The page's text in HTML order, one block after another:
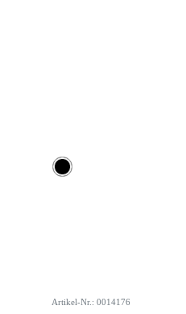
Artikel-Nr.: 0014176